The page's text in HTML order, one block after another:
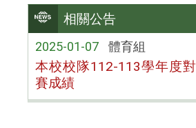
相關公告
2025-01-07 體育組
本校校隊112-113學年度
賽成績